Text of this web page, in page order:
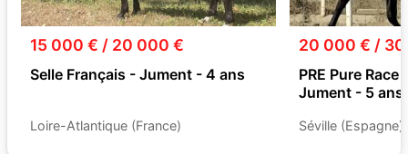
15 000 € / 20 000 €
Selle Français - Jument - 4 ans
Loire-Atlantique (France)
20 000 € /
PRE Pure
Jument - 5 ans
Séville (Espagne)